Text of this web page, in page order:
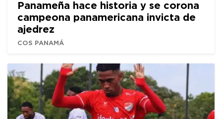
Panameña hace historia y se corona
campeona panamericana invicta de
ajedrez
COS PANAMÁ